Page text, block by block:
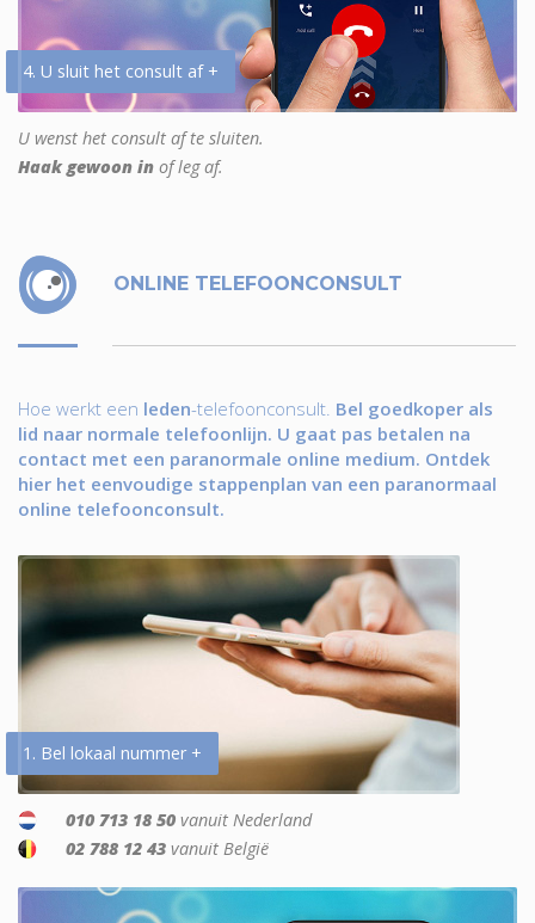
4. U sluit het consult af +
U wenst het consult af te sluiten.
Haak gewoon in of leg af.
ONLINE TELEFOONCONSULT
Hoe werkt een leden-telefoonconsult. Bel goedkoper als
lid naar normale telefoonlijn. U gaat pas betalen na
contact met een paranormale online medium. Ontdek
hier het eenvoudige stappenplan van een paranormaal
online telefoonconsult.
1. Bel lokaal nummer +
010 713 18 50 vanuit Nederland
02 788 12 43 vanuit België